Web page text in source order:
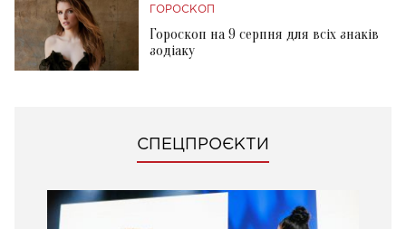
ГОРОСКОП
Гороскоп на 9 серпня для всіх знаків
зодіаку
СПЕЦПРОЄКТИ